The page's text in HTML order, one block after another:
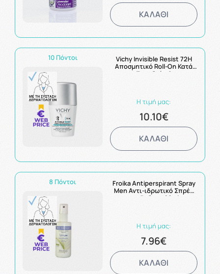
ΚΑΛΑΘΙ
10 Πόντοι
Vichy Invisible Resist 72H
Αποσμητικό Roll-On Κατά
των Σημαδιών & της
Η τιμή μας:
10.10€
ΚΑΛΑΘΙ
8 Πόντοι
Froika Antiperspirant Spray
Men Αντι-ιδρωτικό Σπρέυ
για Άνδρες 60ml
Η τιμή μας:
7.96€
ΚΑΛΑΘΙ